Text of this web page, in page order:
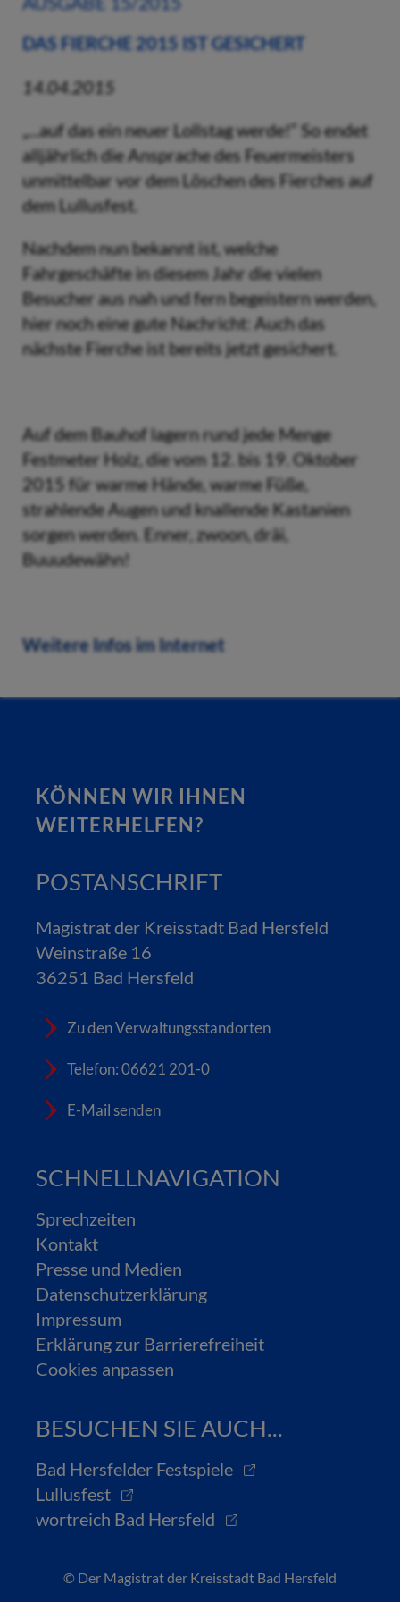
DAS FIERCHE 2015 IST GESICHERT
14.04.2015
„...auf das ein neuer Lollstag werde!“ So endet
alljährlich die Ansprache des Feuermeisters
unmittelbar vor dem Löschen des Fierches auf
dem Lullusfest.
Nachdem nun bekannt ist, welche
Fahrgeschäfte in diesem Jahr die vielen
Besucher aus nah und fern begeistern werden,
hier noch eine gute Nachricht: Auch das
nächste Fierche ist bereits jetzt gesichert.
Auf dem Bauhof lagern rund jede Menge
Festmeter Holz, die vom 12. bis 19. Oktober
2015 für warme Hände, warme Füße,
strahlende Augen und knallende Kastanien
sorgen werden. Enner, zwoon, dräi,
Buuudewähn!
Weitere Infos im Internet
KÖNNEN WIR IHNEN
WEITERHELFEN?
POSTANSCHRIFT
Magistrat der Kreisstadt Bad Hersfeld
Weinstraße 16
36251 Bad Hersfeld
Zu den Verwaltungsstandorten
Telefon: 06621 201-0
E-Mail senden
SCHNELLNAVIGATION
Sprechzeiten
Kontakt
Presse und Medien
Datenschutzerklärung
Impressum
Erklärung zur Barrierefreiheit
Cookies anpassen
BESUCHEN SIE AUCH...
Bad Hersfelder Festspiele
Lullusfest
wortreich Bad Hersfeld
© Der Magistrat der Kreisstadt Bad Hersfeld